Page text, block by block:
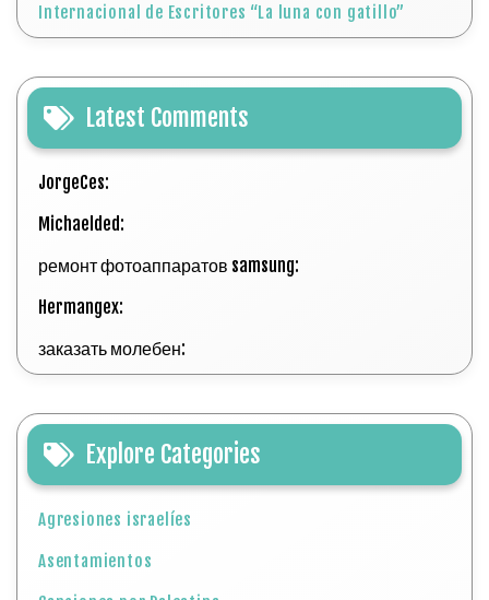
Internacional de Escritores “La luna con gatillo”
Latest Comments
JorgeCes:
Michaelded:
ремонт фотоаппаратов samsung:
Hermangex:
заказать молебен:
Explore Categories
Agresiones israelíes
Asentamientos